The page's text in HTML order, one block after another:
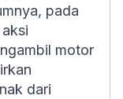
pada
motor
dari